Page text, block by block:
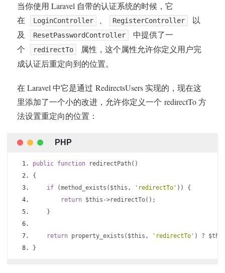
当你使用 Laravel 自带的认证系统的时候，它
在
LoginController RegisterController
以
及
ResetPasswordController
中提供了一
个
redirectTo
属性，这个属性允许你定义用户完
成认证后重定向到的位置。
在 Laravel 中它是通过 RedirectsUsers 实现的，现在这
里添加了一个小的改进，允许你定义一个 redirectTo 方
法设置重定向的位置：
public function redirectPath()
{
if
(method_exists ( $this , 'redirectTo' ))
{
return $this ->redirectTo();
}
return property_exists ( $this , 'redirectTo' ) ?
}